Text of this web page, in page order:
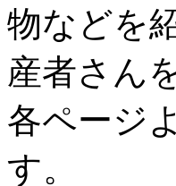
物などを
産者さん
各ページ
す。